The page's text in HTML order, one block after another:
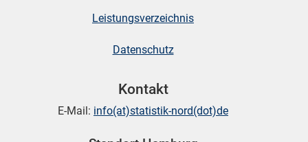
Leistungsverzeichnis
Datenschutz
Kontakt
E-Mail: info(at)statistik-nord(dot)de